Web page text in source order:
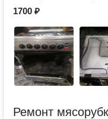
1700 ₽
Ремонт